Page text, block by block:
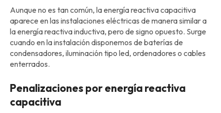
Aunque no es tan común, la energía reactiva capacitiva
aparece en las instalaciones eléctricas de manera similar a
la energía reactiva inductiva, pero de signo opuesto. Surge
cuando en la instalación disponemos de baterías de
condensadores, iluminación tipo led, ordenadores o cables
enterrados.
Penalizaciones por energía reactiva
capacitiva